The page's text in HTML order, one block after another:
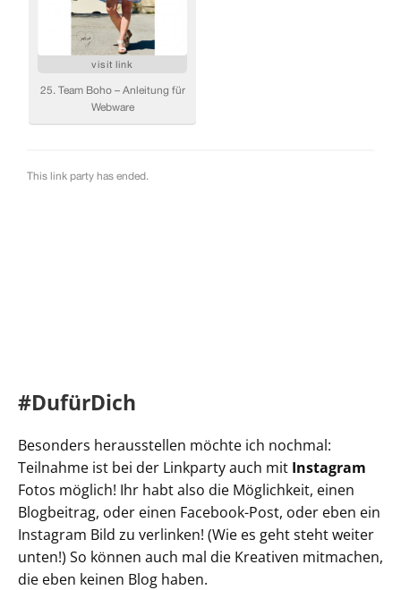
#DufürDich
Besonders herausstellen möchte ich nochmal:
Teilnahme ist bei der Linkparty auch mit Instagram
Fotos möglich! Ihr habt also die Möglichkeit, einen
Blogbeitrag, oder einen Facebook-Post, oder eben ein
Instagram Bild zu verlinken! (Wie es geht steht weiter
unten!) So können auch mal die Kreativen mitmachen,
die eben keinen Blog haben.